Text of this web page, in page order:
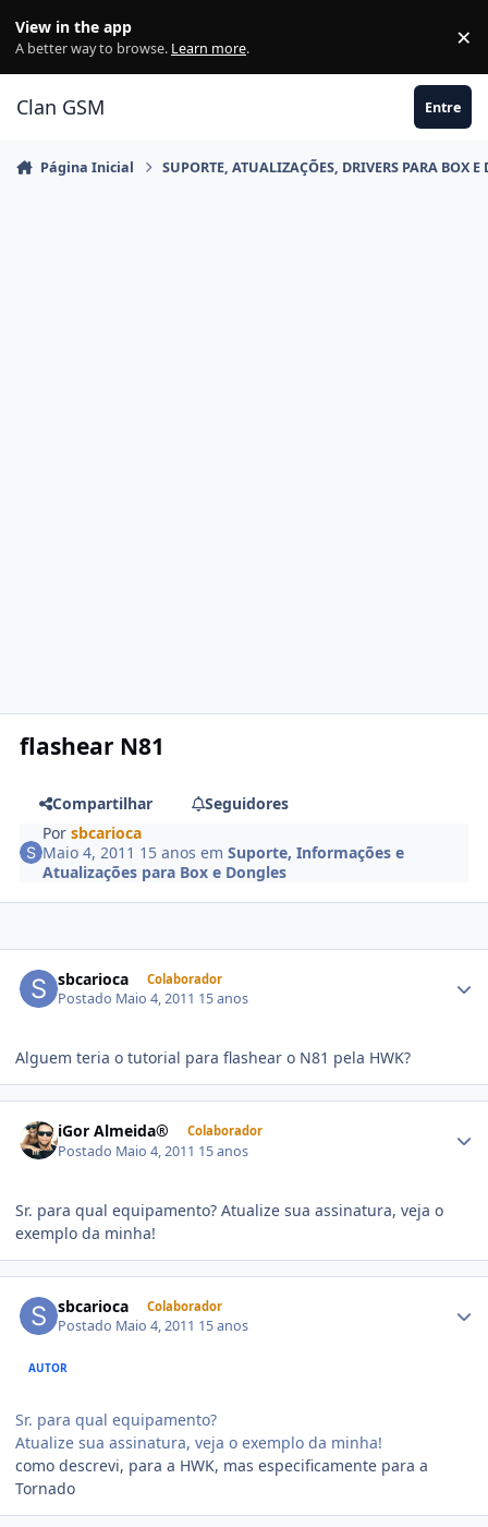
View in the app
A better way to browse. Learn more. ×
Clan GSM Entre
Página Inicial SUPORTE, ATUALIZAÇÕES, DRIVERS PARA BOX E
flashear N81
Compartilhar
Seguidores
Porsbcarioca
Maio 4, 2011 15 anos emSuporte, Informações e
Atualizações para Box e Dongles
sbcarioca Colaborador
Postado Maio 4, 2011 15 anos
Alguem teria o tutorial para flashear o N81 pela HWK?
iGor Almeida® Colaborador
Postado Maio 4, 2011 15 anos
Sr. para qual equipamento? Atualize sua assinatura, veja o
exemplo da minha!
sbcarioca Colaborador
Postado Maio 4, 2011 15 anos
AUTOR
Sr. para qual equipamento?
Atualize sua assinatura, veja o exemplo da minha!
como descrevi, para a HWK, mas especificamente para a
Tornado